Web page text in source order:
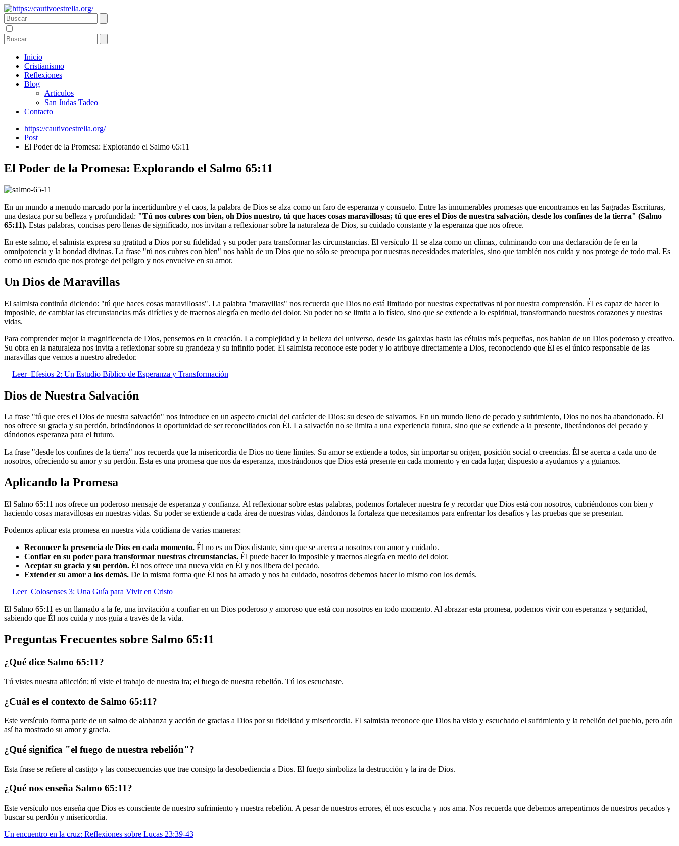
Inicio
Cristianismo
Reflexiones
Blog
Articulos
San Judas Tadeo
Contacto
https://cautivoestrella.org/
Post
El Poder de la Promesa: Explorando el Salmo 65:11
El Poder de la Promesa: Explorando el Salmo 65:11
En un mundo a menudo marcado por la incertidumbre y el caos, la palabra de Dios se alza como un faro de esperanza y consuelo. Entre las innumerables promesas que encontramos en las Sagradas Escrituras,
una destaca por su belleza y profundidad: "Tú nos cubres con bien, oh Dios nuestro, tú que haces cosas maravillosas; tú que eres el Dios de nuestra salvación, desde los confines de la tierra" (Salmo
65:11). Estas palabras, concisas pero llenas de significado, nos invitan a reflexionar sobre la naturaleza de Dios, su cuidado constante y la esperanza que nos ofrece.
En este salmo, el salmista expresa su gratitud a Dios por su fidelidad y su poder para transformar las circunstancias. El versículo 11 se alza como un clímax, culminando con una declaración de fe en la
omnipotencia y la bondad divinas. La frase "tú nos cubres con bien" nos habla de un Dios que no sólo se preocupa por nuestras necesidades materiales, sino que también nos cuida y nos protege de todo mal. Es
como un escudo que nos protege del peligro y nos envuelve en su amor.
Un Dios de Maravillas
El salmista continúa diciendo: "tú que haces cosas maravillosas". La palabra "maravillas" nos recuerda que Dios no está limitado por nuestras expectativas ni por nuestra comprensión. Él es capaz de hacer lo
imposible, de cambiar las circunstancias más difíciles y de traernos alegría en medio del dolor. Su poder no se limita a lo físico, sino que se extiende a lo espiritual, transformando nuestros corazones y nuestras
vidas.
Para comprender mejor la magnificencia de Dios, pensemos en la creación. La complejidad y la belleza del universo, desde las galaxias hasta las células más pequeñas, nos hablan de un Dios poderoso y creativo.
Su obra en la naturaleza nos invita a reflexionar sobre su grandeza y su infinito poder. El salmista reconoce este poder y lo atribuye directamente a Dios, reconociendo que Él es el único responsable de las
maravillas que vemos a nuestro alrededor.
Leer Efesios 2: Un Estudio Bíblico de Esperanza y Transformación
Dios de Nuestra Salvación
La frase "tú que eres el Dios de nuestra salvación" nos introduce en un aspecto crucial del carácter de Dios: su deseo de salvarnos. En un mundo lleno de pecado y sufrimiento, Dios no nos ha abandonado. Él
nos ofrece su gracia y su perdón, brindándonos la oportunidad de ser reconciliados con Él. La salvación no se limita a una experiencia futura, sino que se extiende a la presente, liberándonos del pecado y
dándonos esperanza para el futuro.
La frase "desde los confines de la tierra" nos recuerda que la misericordia de Dios no tiene límites. Su amor se extiende a todos, sin importar su origen, posición social o creencias. Él se acerca a cada uno de
nosotros, ofreciendo su amor y su perdón. Esta es una promesa que nos da esperanza, mostrándonos que Dios está presente en cada momento y en cada lugar, dispuesto a ayudarnos y a guiarnos.
Aplicando la Promesa
El Salmo 65:11 nos ofrece un poderoso mensaje de esperanza y confianza. Al reflexionar sobre estas palabras, podemos fortalecer nuestra fe y recordar que Dios está con nosotros, cubriéndonos con bien y
haciendo cosas maravillosas en nuestras vidas. Su poder se extiende a cada área de nuestras vidas, dándonos la fortaleza que necesitamos para enfrentar los desafíos y las pruebas que se presentan.
Podemos aplicar esta promesa en nuestra vida cotidiana de varias maneras:
Reconocer la presencia de Dios en cada momento. Él no es un Dios distante, sino que se acerca a nosotros con amor y cuidado.
Confiar en su poder para transformar nuestras circunstancias. Él puede hacer lo imposible y traernos alegría en medio del dolor.
Aceptar su gracia y su perdón. Él nos ofrece una nueva vida en Él y nos libera del pecado.
Extender su amor a los demás. De la misma forma que Él nos ha amado y nos ha cuidado, nosotros debemos hacer lo mismo con los demás.
Leer Colosenses 3: Una Guía para Vivir en Cristo
El Salmo 65:11 es un llamado a la fe, una invitación a confiar en un Dios poderoso y amoroso que está con nosotros en todo momento. Al abrazar esta promesa, podemos vivir con esperanza y seguridad,
sabiendo que Él nos cuida y nos guía a través de la vida.
Preguntas Frecuentes sobre Salmo 65:11
¿Qué dice Salmo 65:11?
Tú vistes nuestra aflicción; tú viste el trabajo de nuestra ira; el fuego de nuestra rebelión. Tú los escuchaste.
¿Cuál es el contexto de Salmo 65:11?
Este versículo forma parte de un salmo de alabanza y acción de gracias a Dios por su fidelidad y misericordia. El salmista reconoce que Dios ha visto y escuchado el sufrimiento y la rebelión del pueblo, pero aún
así ha mostrado su amor y gracia.
¿Qué significa "el fuego de nuestra rebelión"?
Esta frase se refiere al castigo y las consecuencias que trae consigo la desobediencia a Dios. El fuego simboliza la destrucción y la ira de Dios.
¿Qué nos enseña Salmo 65:11?
Este versículo nos enseña que Dios es consciente de nuestro sufrimiento y nuestra rebelión. A pesar de nuestros errores, él nos escucha y nos ama. Nos recuerda que debemos arrepentirnos de nuestros pecados y
buscar su perdón y misericordia.
Un encuentro en la cruz: Reflexiones sobre Lucas 23:39-43